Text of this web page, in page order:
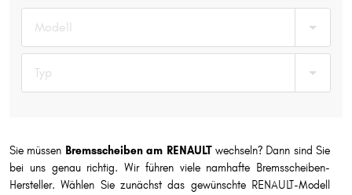
Modell
Typ
Sie müssen Bremsscheiben am RENAULTwechseln? Dann sind Sie
bei uns genau richtig. Wir führen viele namhafte Bremsscheiben-
Hersteller. Wählen Sie zunächst das gewünschte RENAULT-Modell